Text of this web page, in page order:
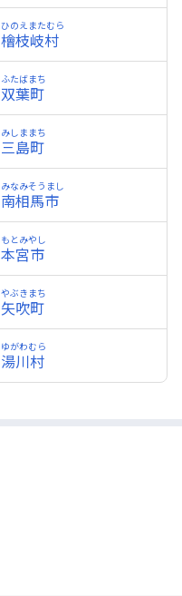
檜枝岐村
ひのえまたむら
双葉町
ふたばまち
三島町
みしままち
南相馬市
みなみそうまし
本宮市
もとみやし
矢吹町
やぶきまち
湯川村
ゆがわむら